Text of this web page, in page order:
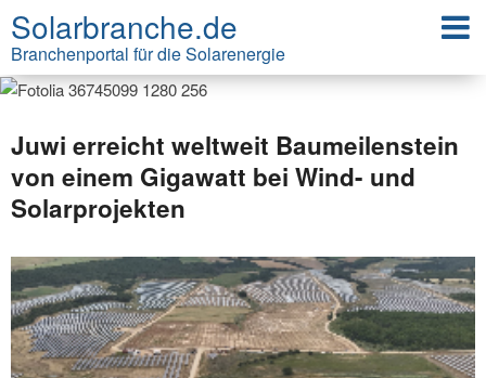
Solarbranche.de
Branchenportal für die Solarenergie
Juwi erreicht weltweit Baumeilenstein
von einem Gigawatt bei Wind- und
Solarprojekten